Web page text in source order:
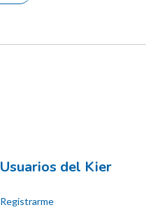
Usuarios del Kier
Registrarme